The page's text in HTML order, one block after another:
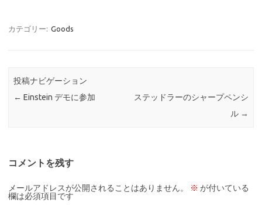
カテゴリー: Goods
投稿ナビゲーション
← Einstein デモに参加
ステッドラーのシャープペンシ
ル →
コメントを残す
メールアドレスが公開されることはありません。 ※ が付いている
欄は必須項目です